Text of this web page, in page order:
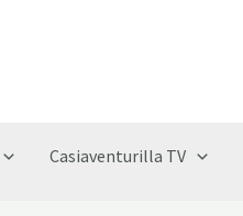
Casiaventurilla TV